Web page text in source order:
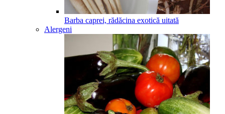
Barba caprei, rădăcina exotică uitată
Alergeni